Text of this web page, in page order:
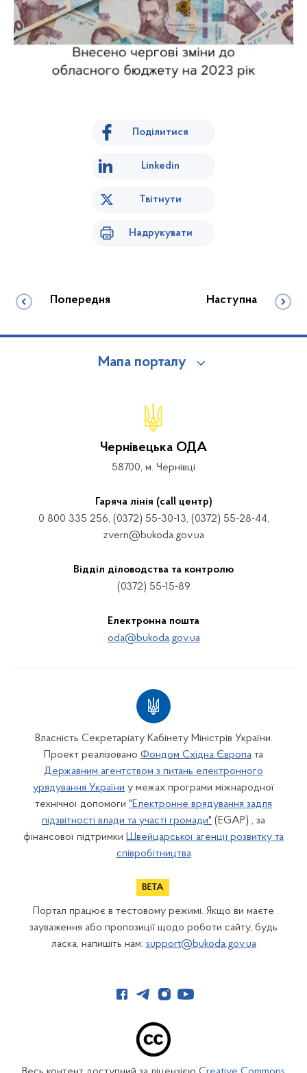
Поділитися
Linkedin
Твітнути
Надрукувати
Попередня Наступна
Мапа порталу
Чернівецька ОДА
58700, м. Чернівці
Гаряча лінія (call центр)
0 800 335 256, (0372) 55-30-13, (0372) 55-28-44,
zvern@bukoda.gov.ua
Відділ діловодства та контролю
(0372) 55-15-89
Електронна пошта
oda@bukoda.gov.ua
Власність Секретаріату Кабінету Міністрів України.
Проект реалізовано Фондом Східна Європа та
Державним агентством з питань електронного
урядування України у межах програми міжнародної
технічної допомоги "Електронне врядування задля
підзвітності влади та участі громади" (EGAP) , за
фінансової підтримки Швейцарської агенції розвитку та
співробітництва
Портал працює в тестовому режимі. Якщо ви маєте
зауваження або пропозиції щодо роботи сайту, будь
ласка, напишіть нам: support@bukoda.gov.ua